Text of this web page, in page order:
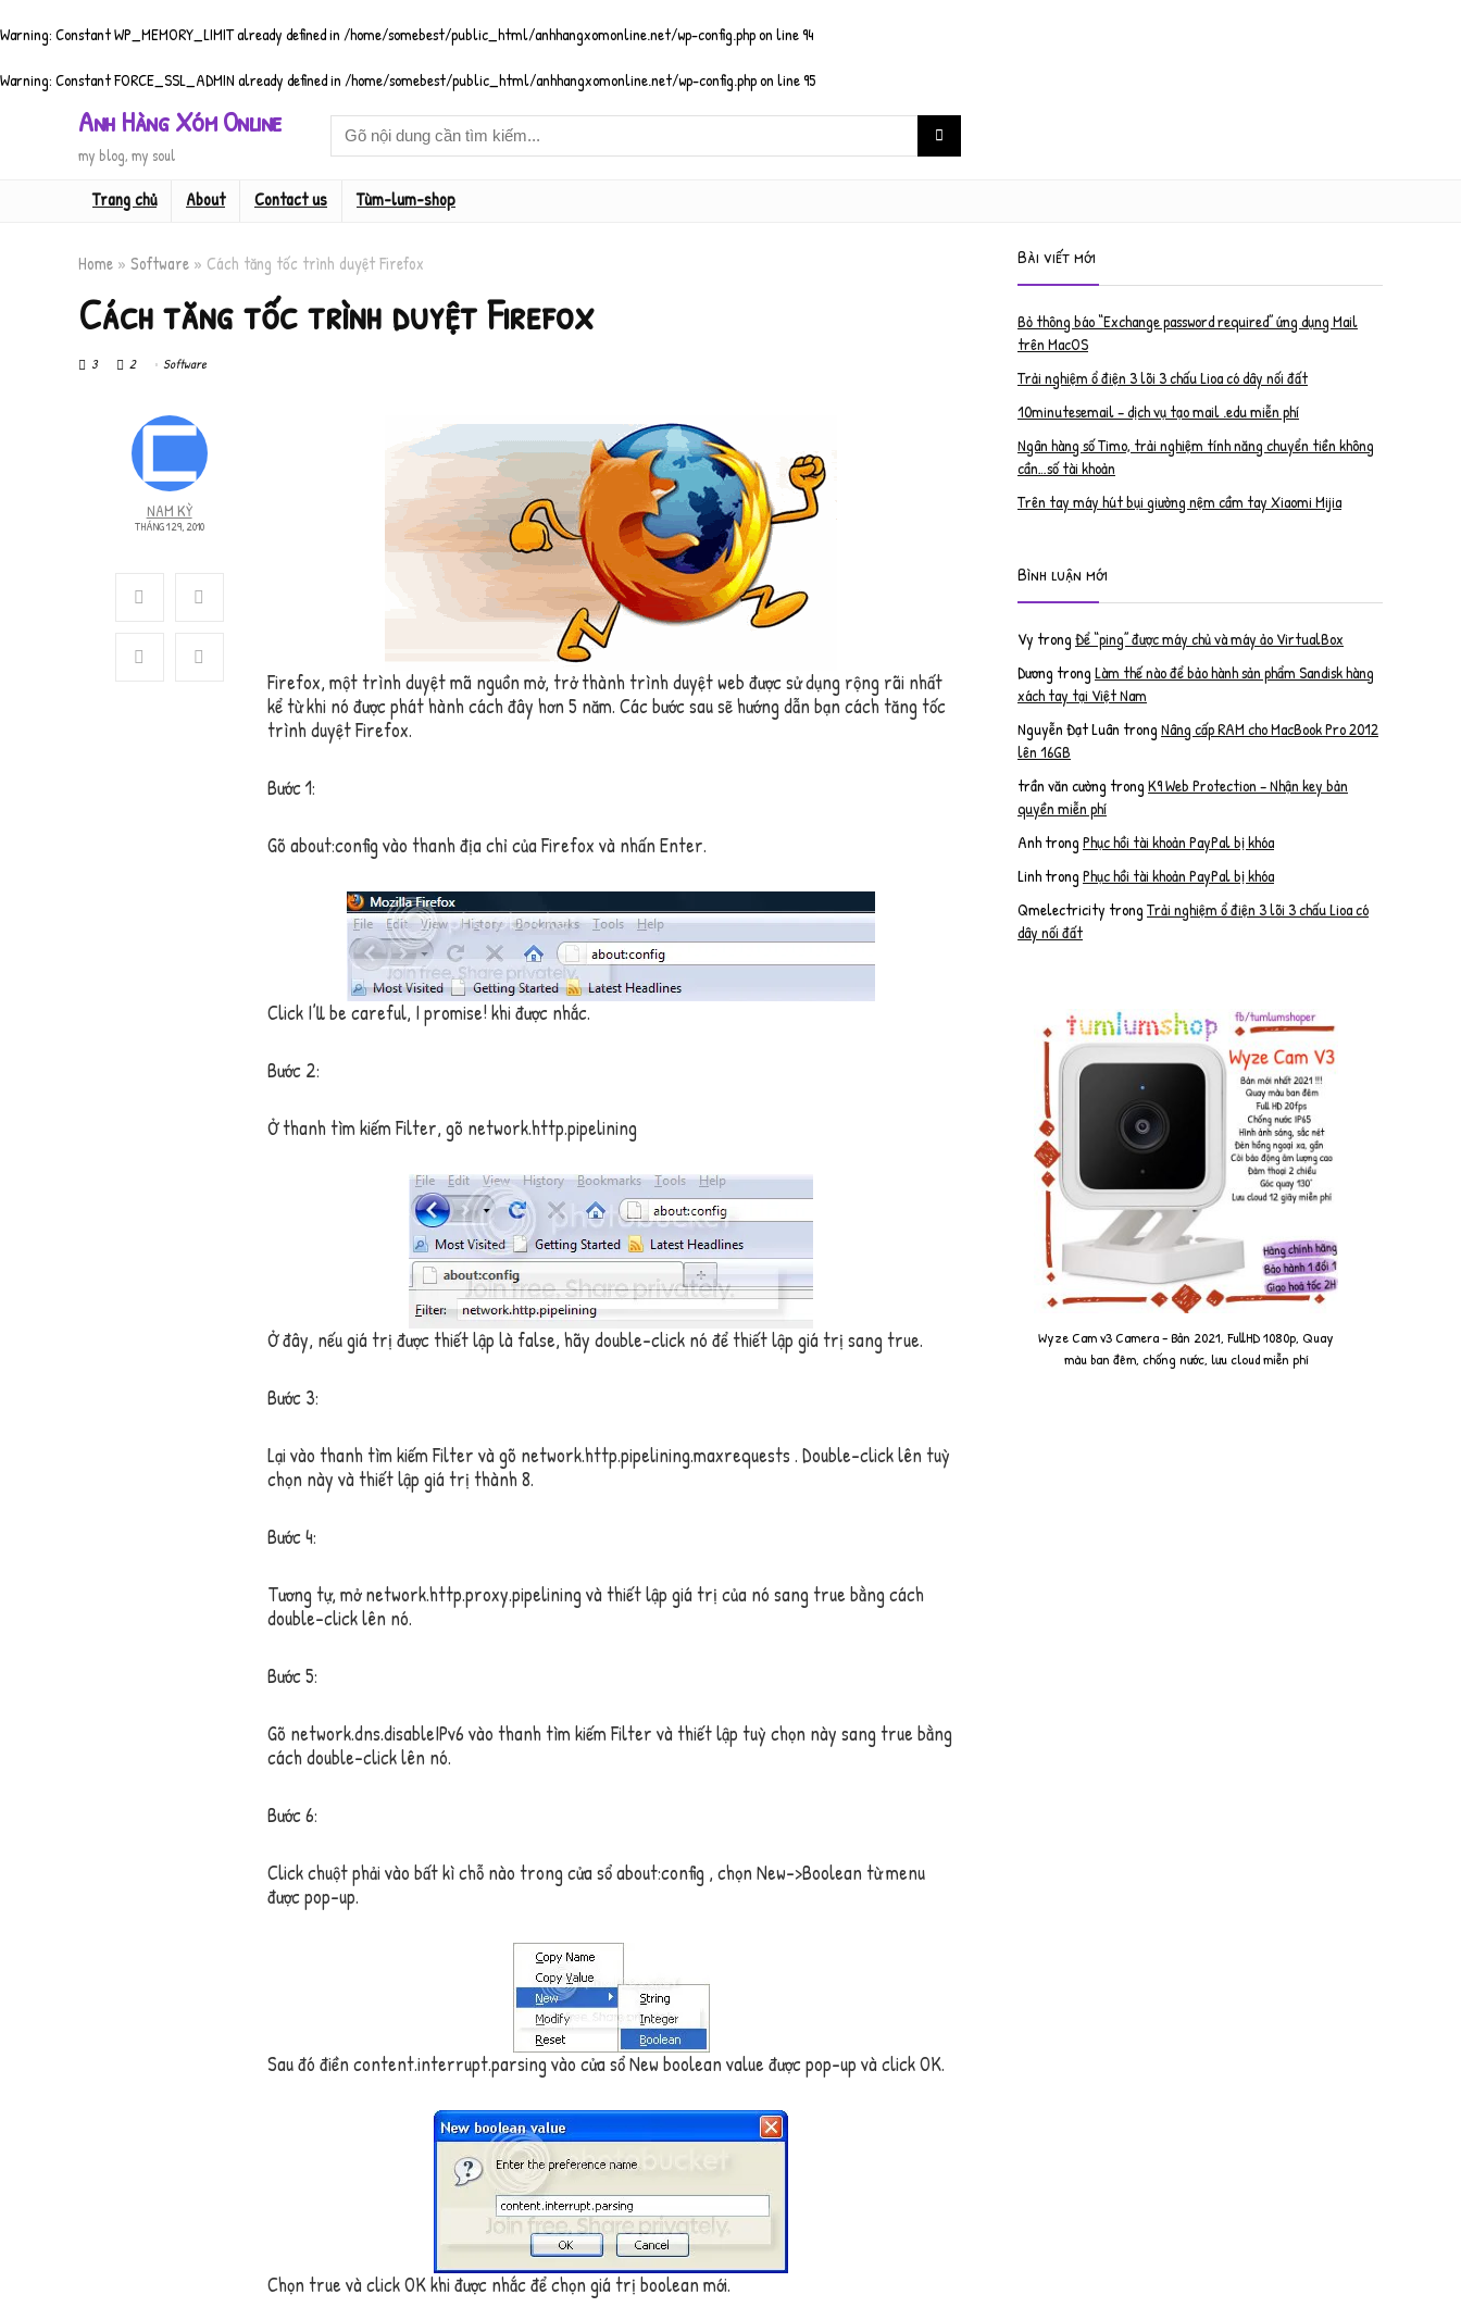
Warning: Constant WP_MEMORY_LIMIT already defined in/home/somebest/public_html/anhhangxomonline.net/wp-config.phpon line94
Warning: Constant FORCE_SSL_ADMIN already defined in/home/somebest/public_html/anhhangxomonline.net/wp-config.phpon line95
Anh Hàng Xóm Online
my blog, my soul
Trang chủ About Contact us Tùm-lum-shop
Home » Software » Cách tăng tốc trình duyệt Firefox
Cách tăng tốc trình duyệt Firefox
3 2 Software
NAM KỲ
THÁNG 1 29, 2010
Firefox, một trình duyệt mã nguồn mở, trở thành trình duyệt web được sử dụng rộng rãi nhất
kể từ khi nó được phát hành cách đây hơn 5 năm. Các bước sau sẽ hướng dẫn bạn cách tăng tốc
trình duyệt Firefox.
Bước 1:
Gõ about:config vào thanh địa chỉ của Firefox và nhấn Enter.
Click I’ll be careful, I promise! khi được nhắc.
Bước 2:
Ở thanh tìm kiếm Filter, gõ network.http.pipelining
Ở đây, nếu giá trị được thiết lập là false, hãy double-click nó để thiết lập giá trị sang true.
Bước 3:
Lại vào thanh tìm kiếm Filter và gõ network.http.pipelining.maxrequests . Double-click lên tuỳ
chọn này và thiết lập giá trị thành 8.
Bước 4:
Tương tự, mởnetwork.http.proxy.pipelining và thiết lập giá trị của nó sang true bằng cách
double-click lên nó.
Bước 5:
Gõ network.dns.disableIPv6 vào thanh tìm kiếm Filter và thiết lập tuỳ chọn này sang true bằng
cách double-click lên nó.
Bước 6:
Click chuột phải vào bất kì chỗ nào trong cửa sổabout:config , chọn New–>Boolean từ menu
được pop-up.
Sau đó điền content.interrupt.parsing vào cửa sổNew boolean value được pop-up và clickOK.
Chọn true và clickOKkhi được nhắc để chọn giá trị boolean mới.
Bài viết mới
Bỏ thông báo “Exchange password required” ứng dụng Mail
trên MacOS
Trải nghiệm ổ điện 3 lõi 3 chấu Lioa có dây nối đất
10minutesemail – dịch vụ tạo mail .edu miễn phí
Ngân hàng số Timo, trải nghiệm tính năng chuyển tiền không
cần…số tài khoản
Trên tay máy hút bụi giường nệm cầm tay Xiaomi Mijia
Bình luận mới
Vy trongĐể “ping” được máy chủ và máy ảo VirtualBox
Dương trongLàm thế nào để bảo hành sản phẩm Sandisk hàng
xách tay tại Việt Nam
Nguyễn Đạt Luân trongNâng cấp RAM cho MacBook Pro 2012
lên 16GB
trần văn cường trongK9 Web Protection – Nhận key bản
quyền miễn phí
AnhtrongPhục hồi tài khoản PayPal bị khóa
LinhtrongPhục hồi tài khoản PayPal bị khóa
Qmelectricity trongTrải nghiệm ổ điện 3 lõi 3 chấu Lioa có
dây nối đất
Wyze Cam v3 Camera - Bản 2021, FullHD 1080p, Quay
màu ban đêm, chống nước, lưu cloud miễn phí